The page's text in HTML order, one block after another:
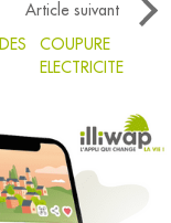
Article suivant
COUPURE
ELECTRICITE